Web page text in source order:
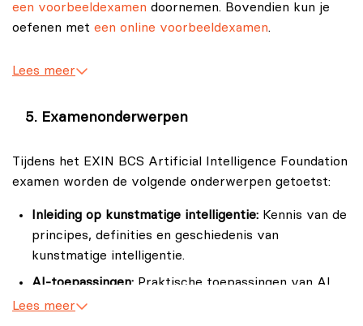
een voorbeeldexamen doornemen. Bovendien kun je
oefenen met een online voorbeeldexamen.
Lees meer
Examenonderwerpen
Tijdens het EXIN BCS Artificial Intelligence Foundation
examen worden de volgende onderwerpen getoetst:
Inleiding op kunstmatige intelligentie: Kennis van de
principes, definities en geschiedenis van
kunstmatige intelligentie.
AI-toepassingen: Praktische toepassingen van AI
binnen verschillende sectoren, zoals
Lees meer